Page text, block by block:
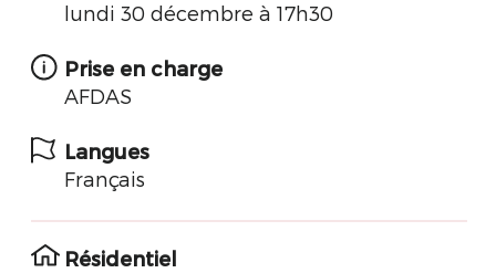
lundi 30 décembre à 17h30
Prise en charge
AFDAS
Langues
Français
Résidentiel